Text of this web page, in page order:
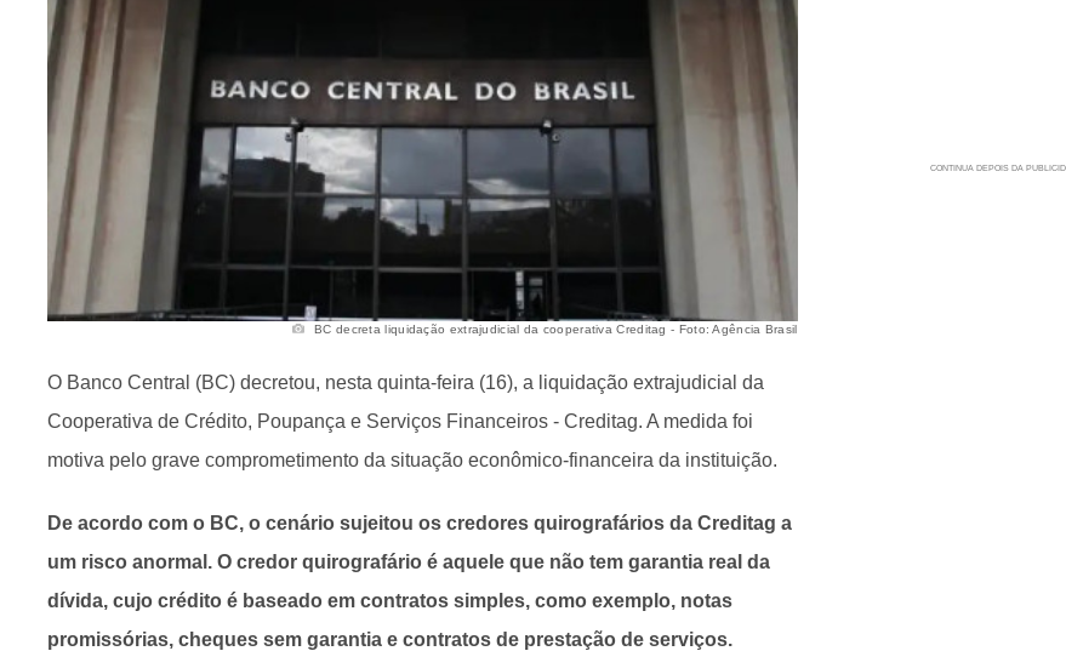
BC decreta liquidação extrajudicial da cooperativa Creditag - Foto: Agência Brasil
O Banco Central (BC) decretou, nesta quinta-feira (16), a liquidação extrajudicial da
Cooperativa de Crédito, Poupança e Serviços Financeiros - Creditag. A medida foi
motiva pelo grave comprometimento da situação econômico-financeira da instituição.
De acordo com o BC, o cenário sujeitou os credores quirografários da Creditag a
um risco anormal. O credor quirografário é aquele que não tem garantia real da
dívida, cujo crédito é baseado em contratos simples, como exemplo, notas
promissórias, cheques sem garantia e contratos de prestação de serviços.